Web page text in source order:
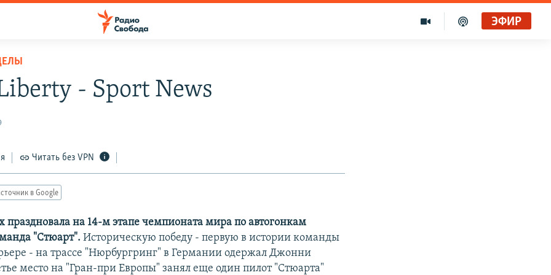
ЭФИР
- Sport News
Читать без VPN
в Google
праздновала на 14-м этапе чемпионата мира по автогонкам
"Стюарт". Историческую победу - первую в истории команды
- на трассе "Нюрбургринг" в Германии одержал Джонни
место на "Гран-при Европы" занял еще один пилот "Стюарта"